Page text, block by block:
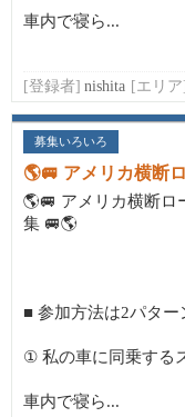
車内で寝ら...
[登録者] nishita [エリア]
募集いろいろ
🌎🚐 アメリカ横断
🌎🚐 アメリカ横断ロ
集 🚐🌎
■ 参加方法は2パター
① 私の車に同乗する
車内で寝ら...